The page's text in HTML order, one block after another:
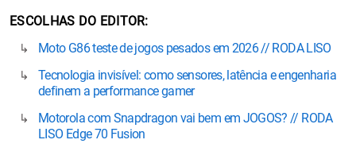
ESCOLHAS DO EDITOR
Moto G86 teste de jogos pesados em 2026 // RODA LISO
Tecnologia invisível: como sensores, latência e engenharia
definem a performance gamer
Motorola com Snapdragon vai bem em JOGOS? // RODA
LISO Edge 70 Fusion